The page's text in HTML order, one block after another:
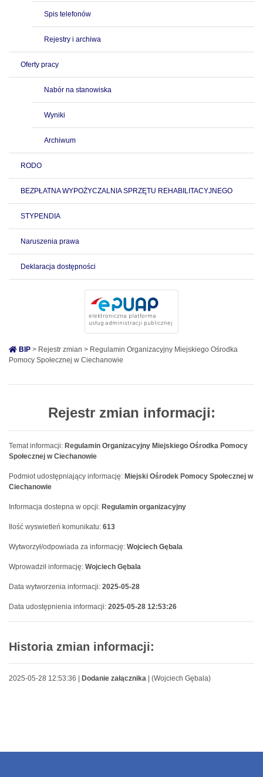
Spis telefonów
Rejestry i archiwa
Oferty pracy
Nabór na stanowiska
Wyniki
Archiwum
RODO
BEZPŁATNA WYPOŻYCZALNIA SPRZĘTU REHABILITACYJNEGO
STYPENDIA
Naruszenia prawa
Deklaracja dostępności
BIP > Rejestr zmian > Regulamin Organizacyjny Miejskiego Ośrodka
Pomocy Społecznej w Ciechanowie
Rejestr zmian informacji:
Temat informacji: Regulamin Organizacyjny Miejskiego Ośrodka Pomocy
Społecznej w Ciechanowie
Podmiot udostępniający informację: Miejski Ośrodek Pomocy Społecznej w
Ciechanowie
Informacja dostepna w opcji: Regulamin organizacyjny
Ilość wyswietleń komunikatu: 613
Wytworzył/odpowiada za informację: Wojciech Gębala
Wprowadził informację: Wojciech Gębala
Data wytworzenia informacji: 2025-05-28
Data udostępnienia informacji: 2025-05-28 12:53:26
Historia zmian informacji:
2025-05-28 12:53:36 | Dodanie załącznika | (Wojciech Gębala)